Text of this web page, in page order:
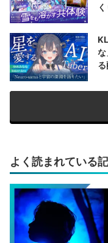
よく読まれている